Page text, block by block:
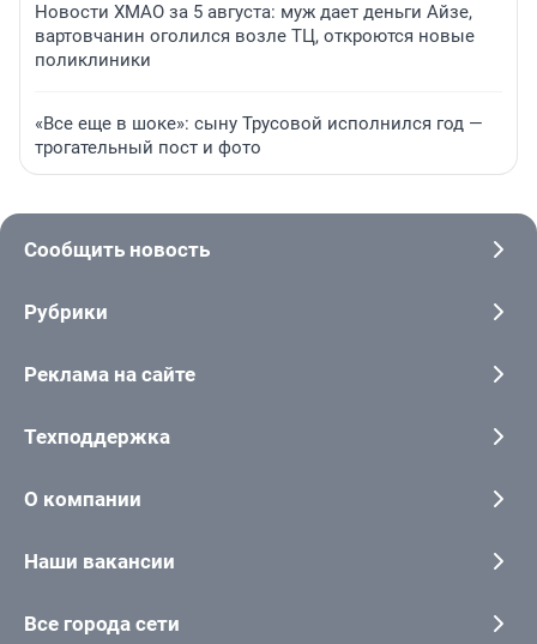
Новости ХМАО за 5 августа: муж дает деньги Айзе,
вартовчанин оголился возле ТЦ, откроются новые
поликлиники
«Все еще в шоке»: сыну Трусовой исполнился год —
трогательный пост и фото
Сообщить новость
Рубрики
Реклама на сайте
Техподдержка
О компании
Наши вакансии
Все города сети